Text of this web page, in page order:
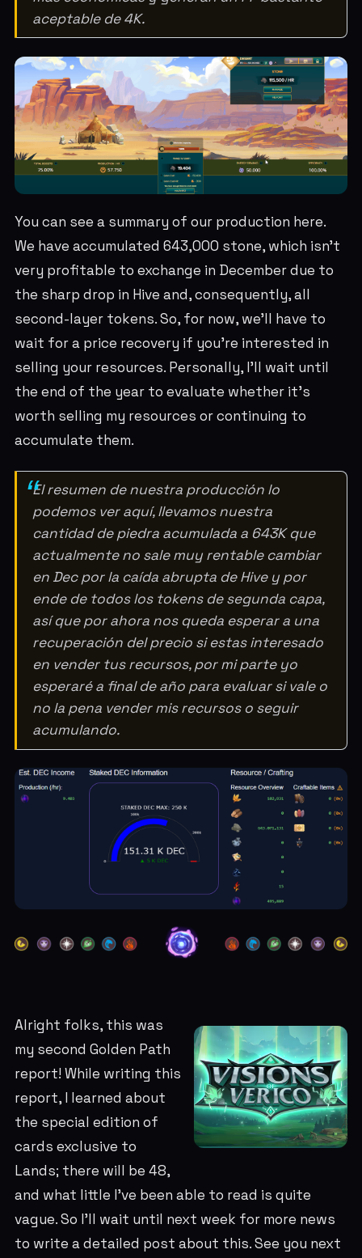
aceptable de 4K.
You can see a summary of our production here.
We have accumulated 643,000 stone, which isn't
very profitable to exchange in December due to
the sharp drop in Hive and, consequently, all
second-layer tokens. So, for now, we'll have to
wait for a price recovery if you're interested in
selling your resources. Personally, I'll wait until
the end of the year to evaluate whether it's
worth selling my resources or continuing to
accumulate them.
El resumen de nuestra producción lo
podemos ver aquí, llevamos nuestra
cantidad de piedra acumulada a 643K que
actualmente no sale muy rentable cambiar
en Dec por la caída abrupta de Hive y por
ende de todos los tokens de segunda capa,
así que por ahora nos queda esperar a una
recuperación del precio si estas interesado
en vender tus recursos, por mi parte yo
esperaré a final de año para evaluar si vale o
no la pena vender mis recursos o seguir
acumulando.
Alright folks, this was
my second Golden Path
report! While writing this
report, I learned about
the special edition of
cards exclusive to
Lands; there will be 48,
and what little I've been able to read is quite
vague. So I'll wait until next week for more news
to write a detailed post about this. See you next